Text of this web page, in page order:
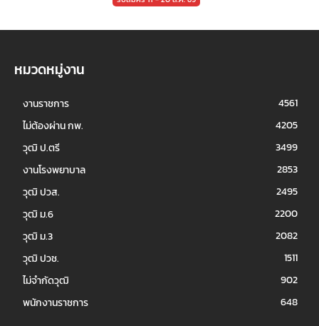
หมวดหมู่งาน
งานราชการ
4561
ไม่ต้องผ่าน กพ.
4205
วุฒิ ป.ตรี
3499
งานโรงพยาบาล
2853
วุฒิ ปวส.
2495
วุฒิ ม.6
2200
วุฒิ ม.3
2082
วุฒิ ปวช.
1511
ไม่จำกัดวุฒิ
902
พนักงานราชการ
648